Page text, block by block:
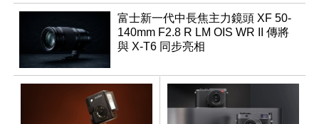
富士新一代中長焦主力鏡頭 XF 50-
140mm F2.8 R LM OIS WR II 傳將
與 X-T6 同步亮相